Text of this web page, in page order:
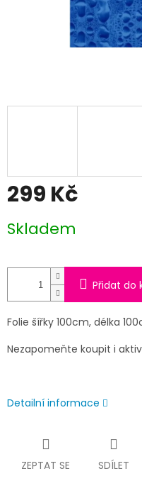
299 Kč
cena:
Skladem
Přidat do
Folie šířky 100cm, délka
Nezapomeňte koupit i
Detailní informace
ZEPTAT SE SDÍLET